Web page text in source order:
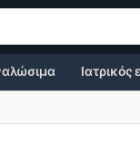
Ιατρικός